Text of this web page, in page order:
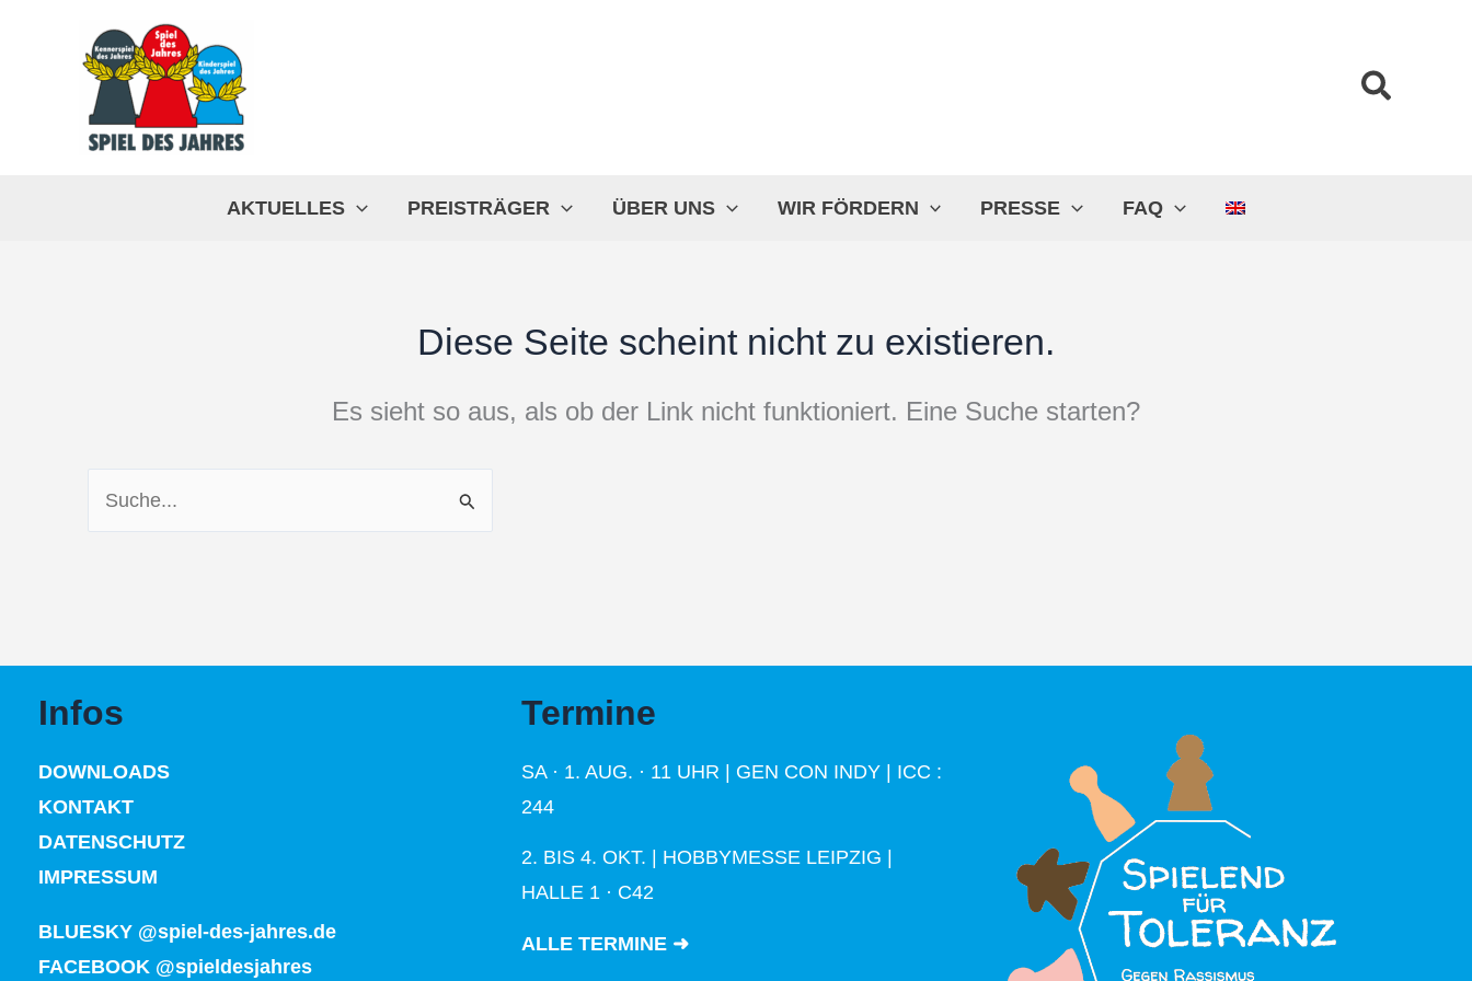
Suchen
AKTUELLES PREISTRÄGER ÜBER UNS WIR FÖRDERN PRESSE FAQ
Diese Seite scheint nicht zu existieren.
Es sieht so aus, als ob der Link nicht funktioniert. Eine Suche starten?
Infos
DOWNLOADS
KONTAKT
DATENSCHUTZ
IMPRESSUM
BLUESKY @spiel-des-jahres.de
FACEBOOK @spieldesjahres
Termine
SA · 1. AUG. · 11 UHR | GEN CON INDY | ICC :
244
2. BIS 4. OKT. | HOBBYMESSE LEIPZIG |
HALLE 1 · C42
ALLE TERMINE ➜